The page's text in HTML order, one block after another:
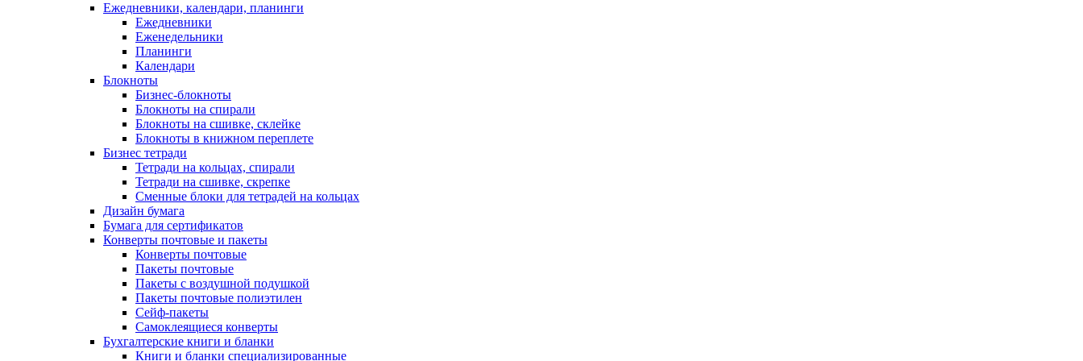
Ежедневники, календари, планинги
Ежедневники
Еженедельники
Планинги
Календари
Блокноты
Бизнес-блокноты
Блокноты на спирали
Блокноты на сшивке, склейке
Блокноты в книжном переплете
Бизнес тетради
Тетради на кольцах, спирали
Тетради на сшивке, скрепке
Сменные блоки для тетрадей на кольцах
Дизайн бумага
Бумага для сертификатов
Конверты почтовые и пакеты
Конверты почтовые
Пакеты почтовые
Пакеты с воздушной подушкой
Пакеты почтовые полиэтилен
Сейф-пакеты
Самоклеящиеся конверты
Бухгалтерские книги и бланки
Книги и бланки специализированные